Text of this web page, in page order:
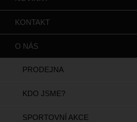
KONTAKT
O NÁS
PRODEJNA
KDO JSME?
SPORTOVNÍ AKCE